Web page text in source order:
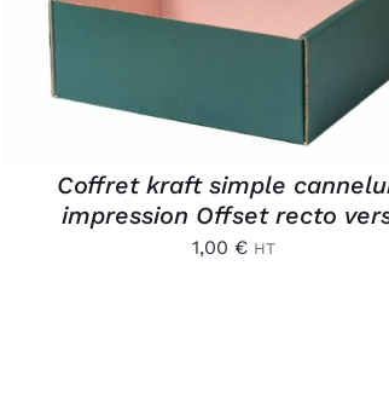
Coffret kraft simple
impression Offset recto
1,00 € HT